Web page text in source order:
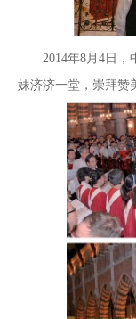
2014年8月4日
妹济济一堂，崇拜赞